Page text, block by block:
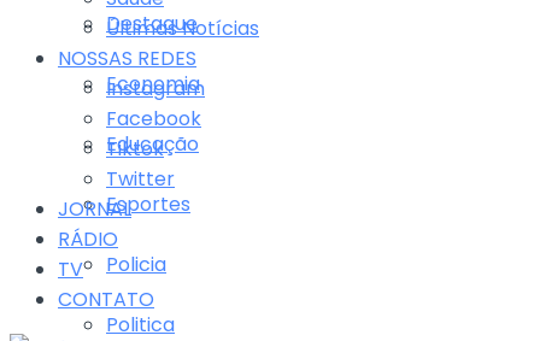
Destaque
Economia
Educação
Esportes
Policia
Politica
Últimas Notícias
NOSSAS REDES
Instagram
Facebook
Tiktok
Twitter
JORNAL
RÁDIO
TV
CONTATO